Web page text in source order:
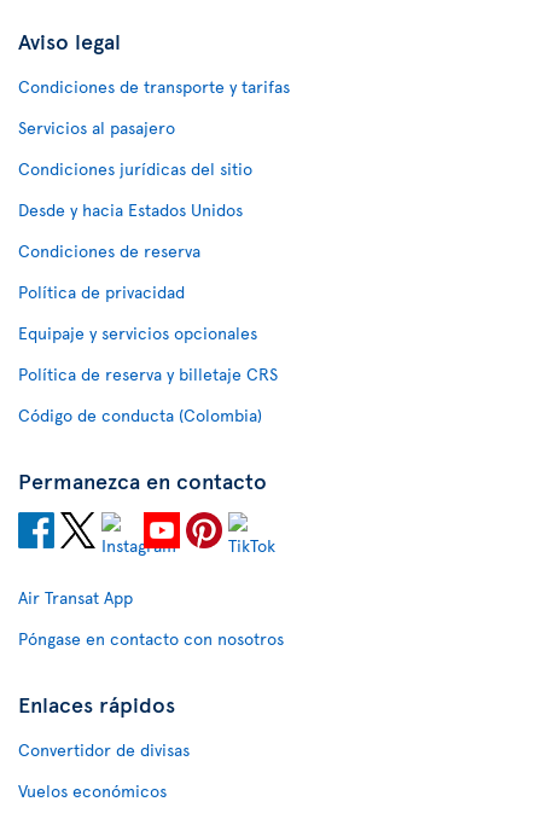
Aviso legal
Condiciones de transporte y tarifas
Servicios al pasajero
Condiciones jurídicas del sitio
Desde y hacia Estados Unidos
Condiciones de reserva
Política de privacidad
Equipaje y servicios opcionales
Política de reserva y billetaje CRS
Código de conducta (Colombia)
Permanezca en contacto
Air Transat App
Póngase en contacto con nosotros
Enlaces rápidos
Convertidor de divisas
Vuelos económicos